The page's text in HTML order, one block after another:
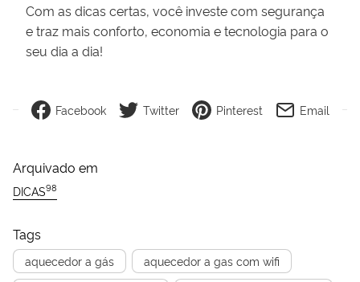
Com as dicas certas, você investe com segurança
e traz mais conforto, economia e tecnologia para o
seu dia a dia!
Facebook Twitter Pinterest Email
Arquivado em
DICAS98
Tags
aquecedor a gás
aquecedor a gas com wifi